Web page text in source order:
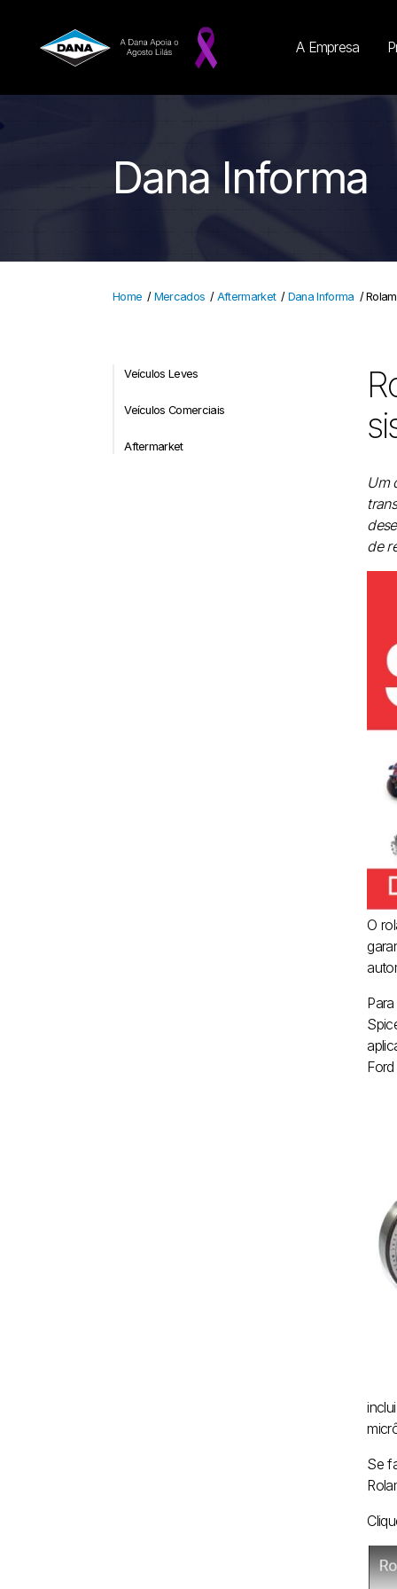
A Empresa
Dana Informa
Home / Mercados / Aftermarket / Dana Informa /
Veículos Leves
Veículos Comerciais
Aftermarket
Um
de
O
Se